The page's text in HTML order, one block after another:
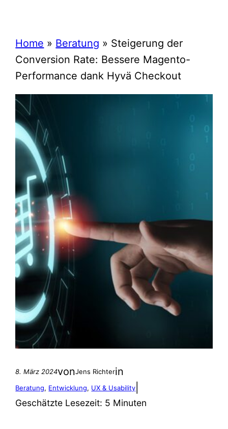
Home » Beratung » Steigerung der
Conversion Rate: Bessere Magento-
Performance dank Hyvä Checkout
8. März 2024vonJens Richterin
Beratung, Entwicklung, UX & Usability|
Geschätzte Lesezeit: 5 Minuten